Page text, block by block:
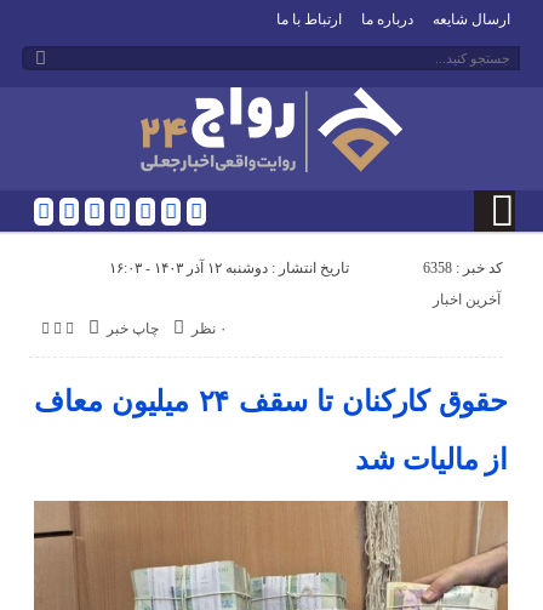
ارسال شایعه درباره ما ارتباط با ما
کد خبر : 6358 تاریخ انتشار : دوشنبه ۱۲ آذر ۱۴۰۳ - ۱۶:۰۳
چاپ خبر ۰ نظر
آخرین اخبار
حقوق کارکنان تا سقف ۲۴ میلیون معاف
از مالیات شد